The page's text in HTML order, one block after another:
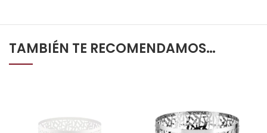
TAMBIÉN TE RECOMENDAMOS…